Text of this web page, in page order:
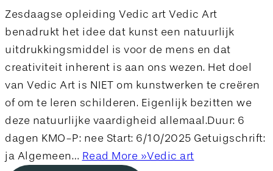
Zesdaagse opleiding Vedic art Vedic Art
benadrukt het idee dat kunst een natuurlijk
uitdrukkingsmiddel is voor de mens en dat
creativiteit inherent is aan ons wezen. Het doel
van Vedic Art is NIET om kunstwerken te creëren
of om te leren schilderen. Eigenlijk bezitten we
deze natuurlijke vaardigheid allemaal.Duur: 6
dagen KMO-P: nee Start: 6/10/2025 Getuigschrift:
ja Algemeen… Read More »Vedic art